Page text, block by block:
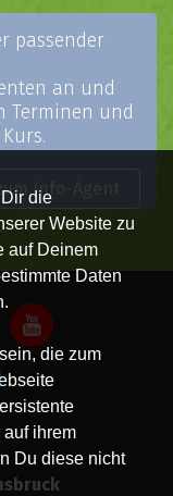
die
Website zu
auf Deinem
Daten
die zum
ihrem
Du diese nicht
passender
an und
Terminen und
zum Info-Agent